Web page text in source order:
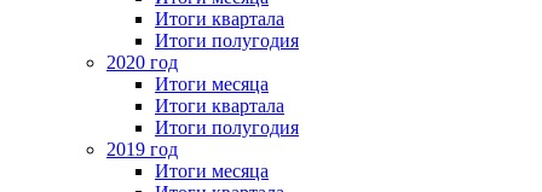
Итоги квартала
Итоги полугодия
2020 год
Итоги месяца
Итоги квартала
Итоги полугодия
2019 год
Итоги месяца